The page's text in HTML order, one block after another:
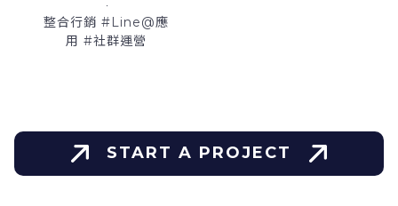
整合行銷 #Line@應
用 #社群運營
START A PROJECT